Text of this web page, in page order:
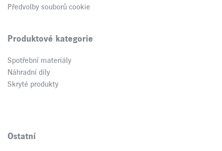
Předvolby souborů cookie
Produktové kategorie
Spotřební materiály
Náhradní díly
Skryté produkty
Ostatní